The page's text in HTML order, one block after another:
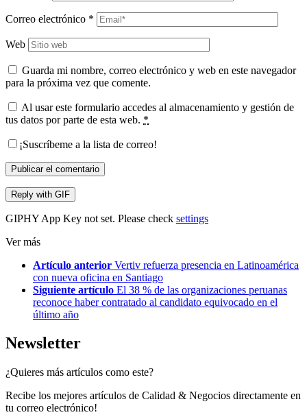
Correo electrónico *
Web
Guarda mi nombre, correo electrónico y web en este navegador
para la próxima vez que comente.
Al usar este formulario accedes al almacenamiento y gestión de
tus datos por parte de esta web. *
¡Suscríbeme a la lista de correo!
Publicar el comentario
Reply with GIF
GIPHY App Key not set. Please check settings
Ver más
Artículo anterior Vertiv refuerza presencia en Latinoamérica
con nueva oficina en Santiago
Siguiente artículo El 38 % de las organizaciones peruanas
reconoce haber contratado al candidato equivocado en el
último año
Newsletter
¿Quieres más artículos como este?
Recibe los mejores artículos de Calidad & Negocios directamente en
tu correo electrónico!